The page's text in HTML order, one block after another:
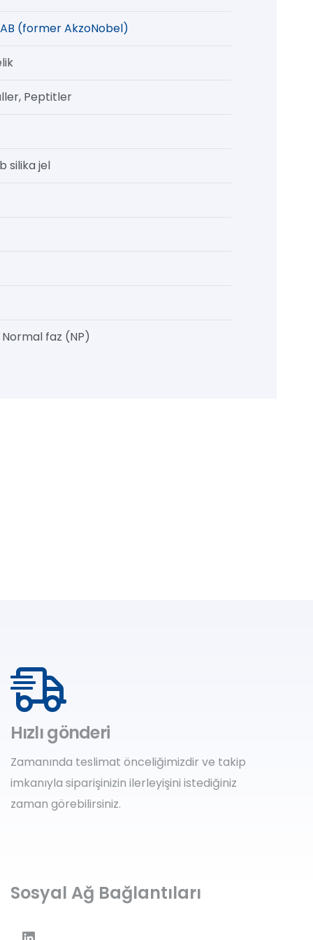
(former AkzoNobel)
Peptitler
silika jel
faz (NP)
Hızlı gönderi
Zamanında teslimat önceliğimizdir ve takip
imkanıyla siparişinizin ilerleyişini istediğiniz
zaman görebilirsiniz.
Sosyal Ağ Bağlantıları